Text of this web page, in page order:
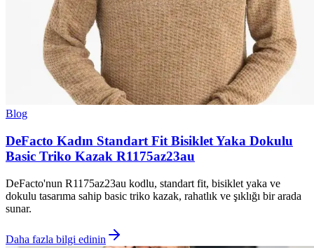
Blog
DeFacto Kadın Standart Fit Bisiklet Yaka Dokulu
Basic Triko Kazak R1175az23au
DeFacto'nun R1175az23au kodlu, standart fit, bisiklet yaka ve
dokulu tasarıma sahip basic triko kazak, rahatlık ve şıklığı bir arada
sunar.
Daha fazla bilgi edinin